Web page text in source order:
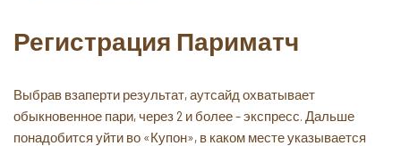
Регистрация Париматч
Выбрав взаперти результат, аутсайд охватывает
обыкновенное пари, через 2 и более – экспресс. Дальше
понадобится уйти во «Купон», в каком месте указывается